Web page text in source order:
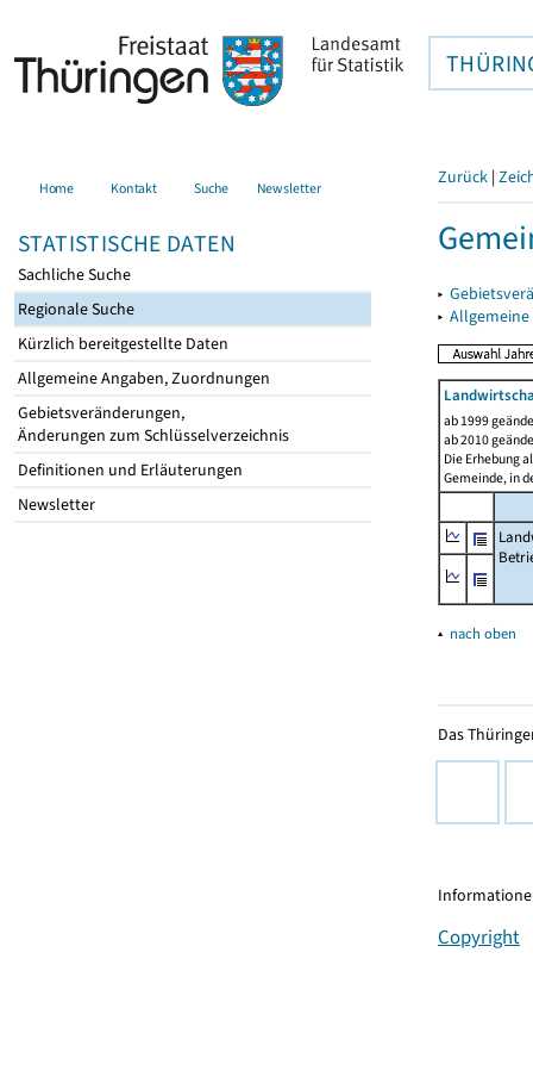
Home Kontakt Suche Newsletter
STATISTISCHE DATEN
Sachliche Suche
Regionale Suche
Kürzlich bereitgestellte Daten
Allgemeine Angaben, Zuordnungen
Gebietsveränderungen,
Änderungen zum Schlüsselverzeichnis
Definitionen und Erläuterungen
Newsletter
Zurück |
▸
▸
ab 1999
ab 2010
Die Erhebung
Gemeinde, in
▴ nach oben
Das
Copyright